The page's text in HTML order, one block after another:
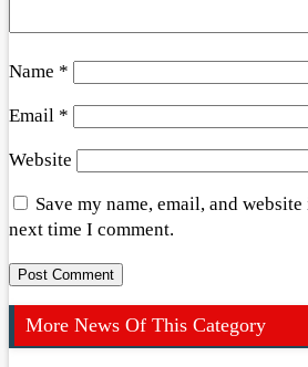
Name *
Email *
Website
Save my name, email, and
next time I comment.
More News Of This Category